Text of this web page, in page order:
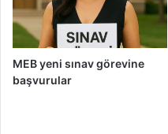
MEB yeni sınav görevine
başvurular